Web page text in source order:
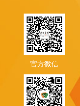
官方微信